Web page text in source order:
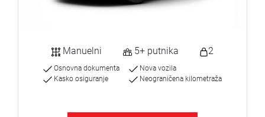
Manuelni 5+ putnika 2
Osnovna dokumenta
Kasko osiguranje
Nova vozila
Neograničena kilometraža